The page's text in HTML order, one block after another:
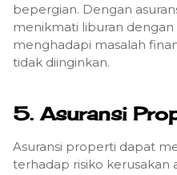
bepergian. Dengan
menikmati liburan
menghadapi masalah
tidak diinginkan.
5. Asuransi
Asuransi properti dapat
terhadap risiko